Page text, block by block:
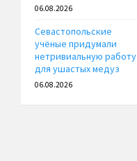
06.08.2026
Севастопольские
учёные придумали
нетривиальную работу
для ушастых медуз
06.08.2026